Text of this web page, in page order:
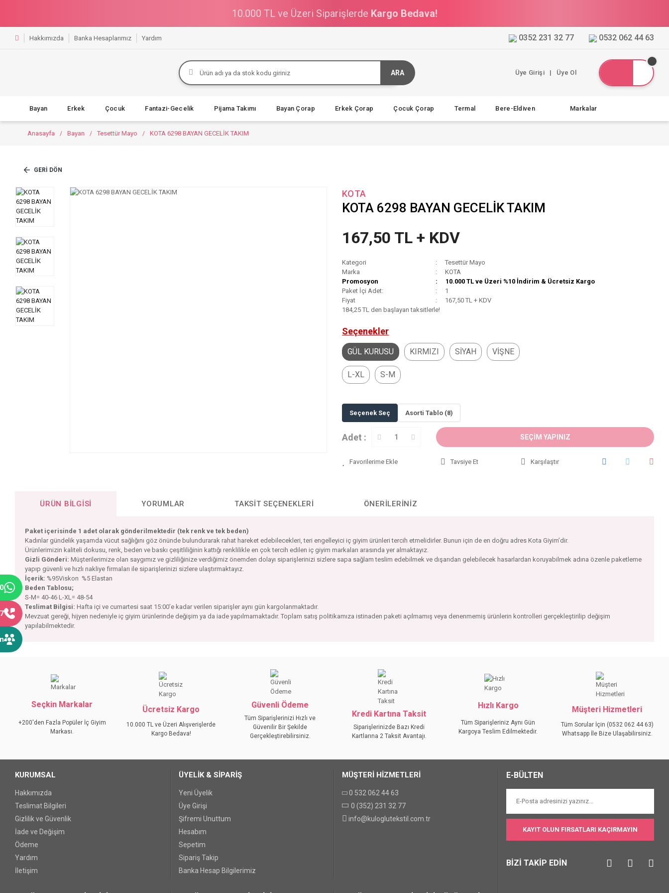
10.000 TL ve Üzeri Siparişlerde Kargo Bedava!
Hakkımızda Banka Hesaplarımız Yardım 0352 231 32 77 0532 062 44 63
ARA Üye Girişi | Üye Ol
Bayan Erkek Çocuk Fantazi-Gecelik Pijama Takımı Bayan Çorap Erkek Çorap Çocuk Çorap Termal Bere-Eldiven Markalar
Anasayfa Bayan Tesettür Mayo KOTA 6298 BAYAN GECELİK TAKIM
GERI DÖN
KOTA
KOTA 6298 BAYAN GECELİK TAKIM
167,50 TL + KDV
Kategori
Tesettür Mayo
Marka
KOTA
Promosyon
10.000 TL ve Üzeri %10 İndirim & Ücretsiz Kargo
Paket İçi Adet:
1
Fiyat
167,50 TL + KDV
184,25 TL den başlayan taksitlerle!
Seçenekler
GÜL KURUSU KIRMIZI SİYAH VİŞNE
L-XL S-M
Seçenek Seç Asorti Tablo (8)
Adet : SEÇİM YAPINIZ
Tavsiye Et Karşılaştır
ÜRÜN BILGISI YORUMLAR TAKSIT SEÇENEKLERI ÖNERILERINIZ
Paket içerisinde 1 adet olarak gönderilmektedir (tek renk ve tek beden)
Kadınlar gündelik yaşamda vücut sağlığını göz önünde bulundurarak rahat hareket edebilecekleri, teri engelleyici iç giyim ürünleri tercih etmelidirler. Bunun için de en doğru adres Kota Giyim’dir.
Ürünlerimizin kaliteli dokusu, renk, beden ve baskı çeşitliliğinin kattığı renklilikle en çok tercih edilen iç giyim markaları arasında yer almaktayız.
Gizli Gönderi: Müşterilerimize olan saygımız ve gizliliğinize verdiğimiz önemden dolayı siparişlerinizi sizlere sapa sağlam teslim edebilmek ve dışarıdan gelebilecek hasarlardan koruyabilmek adına özenle paketleme
yapıp güvenli ve hızlı nakliye firmaları ile siparişlerinizi sizlere ulaştırmaktayız.
İçerik: %95Viskon %5 Elastan
Beden Tablosu;
S-M= 40-46 L-XL= 48-54
Teslimat Bilgisi: Hafta içi ve cumartesi saat 15:00’e kadar verilen siparişler aynı gün kargolanmaktadır.
Mevzuat gereği, hijyen nedeniyle iç giyim ürünlerinde değişim ya da iade yapılmamaktadır. Toplam satış politikamıza istinaden paketi açılmamış veya denenmemiş ürünlerin kontrolleri gerçekleştirilip değişim
yapılabilmektedir.
Ürün resmi kalitesiz, bozuk veya görüntülenemiyor.
Ürün açıklamasında eksik bilgiler bulunuyor.
Ürün bilgilerinde hatalar bulunuyor.
Ürün fiyatı diğer sitelerden daha pahalı.
GÖNDER
Seçkin Markalar
+200'den Fazla Popüler İç Giyim
Markası.
Ücretsiz Kargo
10.000 TL ve Üzeri Alışverişlerde
Kargo Bedava!
Güvenli Ödeme
Tüm Siparişlerinizi Hızlı ve
Güvenilir Bir Şekilde
Gerçekleştirebilirsiniz.
Kredi Kartına Taksit
Siparişlerinizde Bazı Kredi
Kartlarına 2 Taksit Avantajı.
Hızlı Kargo
Tüm Siparişleriniz Aynı Gün
Kargoya Teslim Edilmektedir.
Müşteri Hizmetleri
Tüm Sorular İçin (0532 062 44 63)
Whatsapp İle Bize Ulaşabilirsiniz.
KURUMSAL
Hakkımızda
Teslimat Bilgileri
Gizlilik ve Güvenlik
İade ve Değişim
Ödeme
Yardım
İletişim
ÜYELİK & SİPARİŞ
Yeni Üyelik
Üye Girişi
Şifremi Unuttum
Hesabım
Sepetim
Sipariş Takip
Banka Hesap Bilgilerimiz
MÜŞTERİ HİZMETLERİ
0 532 062 44 63
0 (352) 231 32 77
info@kuloglutekstil.com.tr
E-BÜLTEN
KAYIT OLUN FIRSATLARI KAÇIRMAYIN
BİZİ TAKİP EDİN